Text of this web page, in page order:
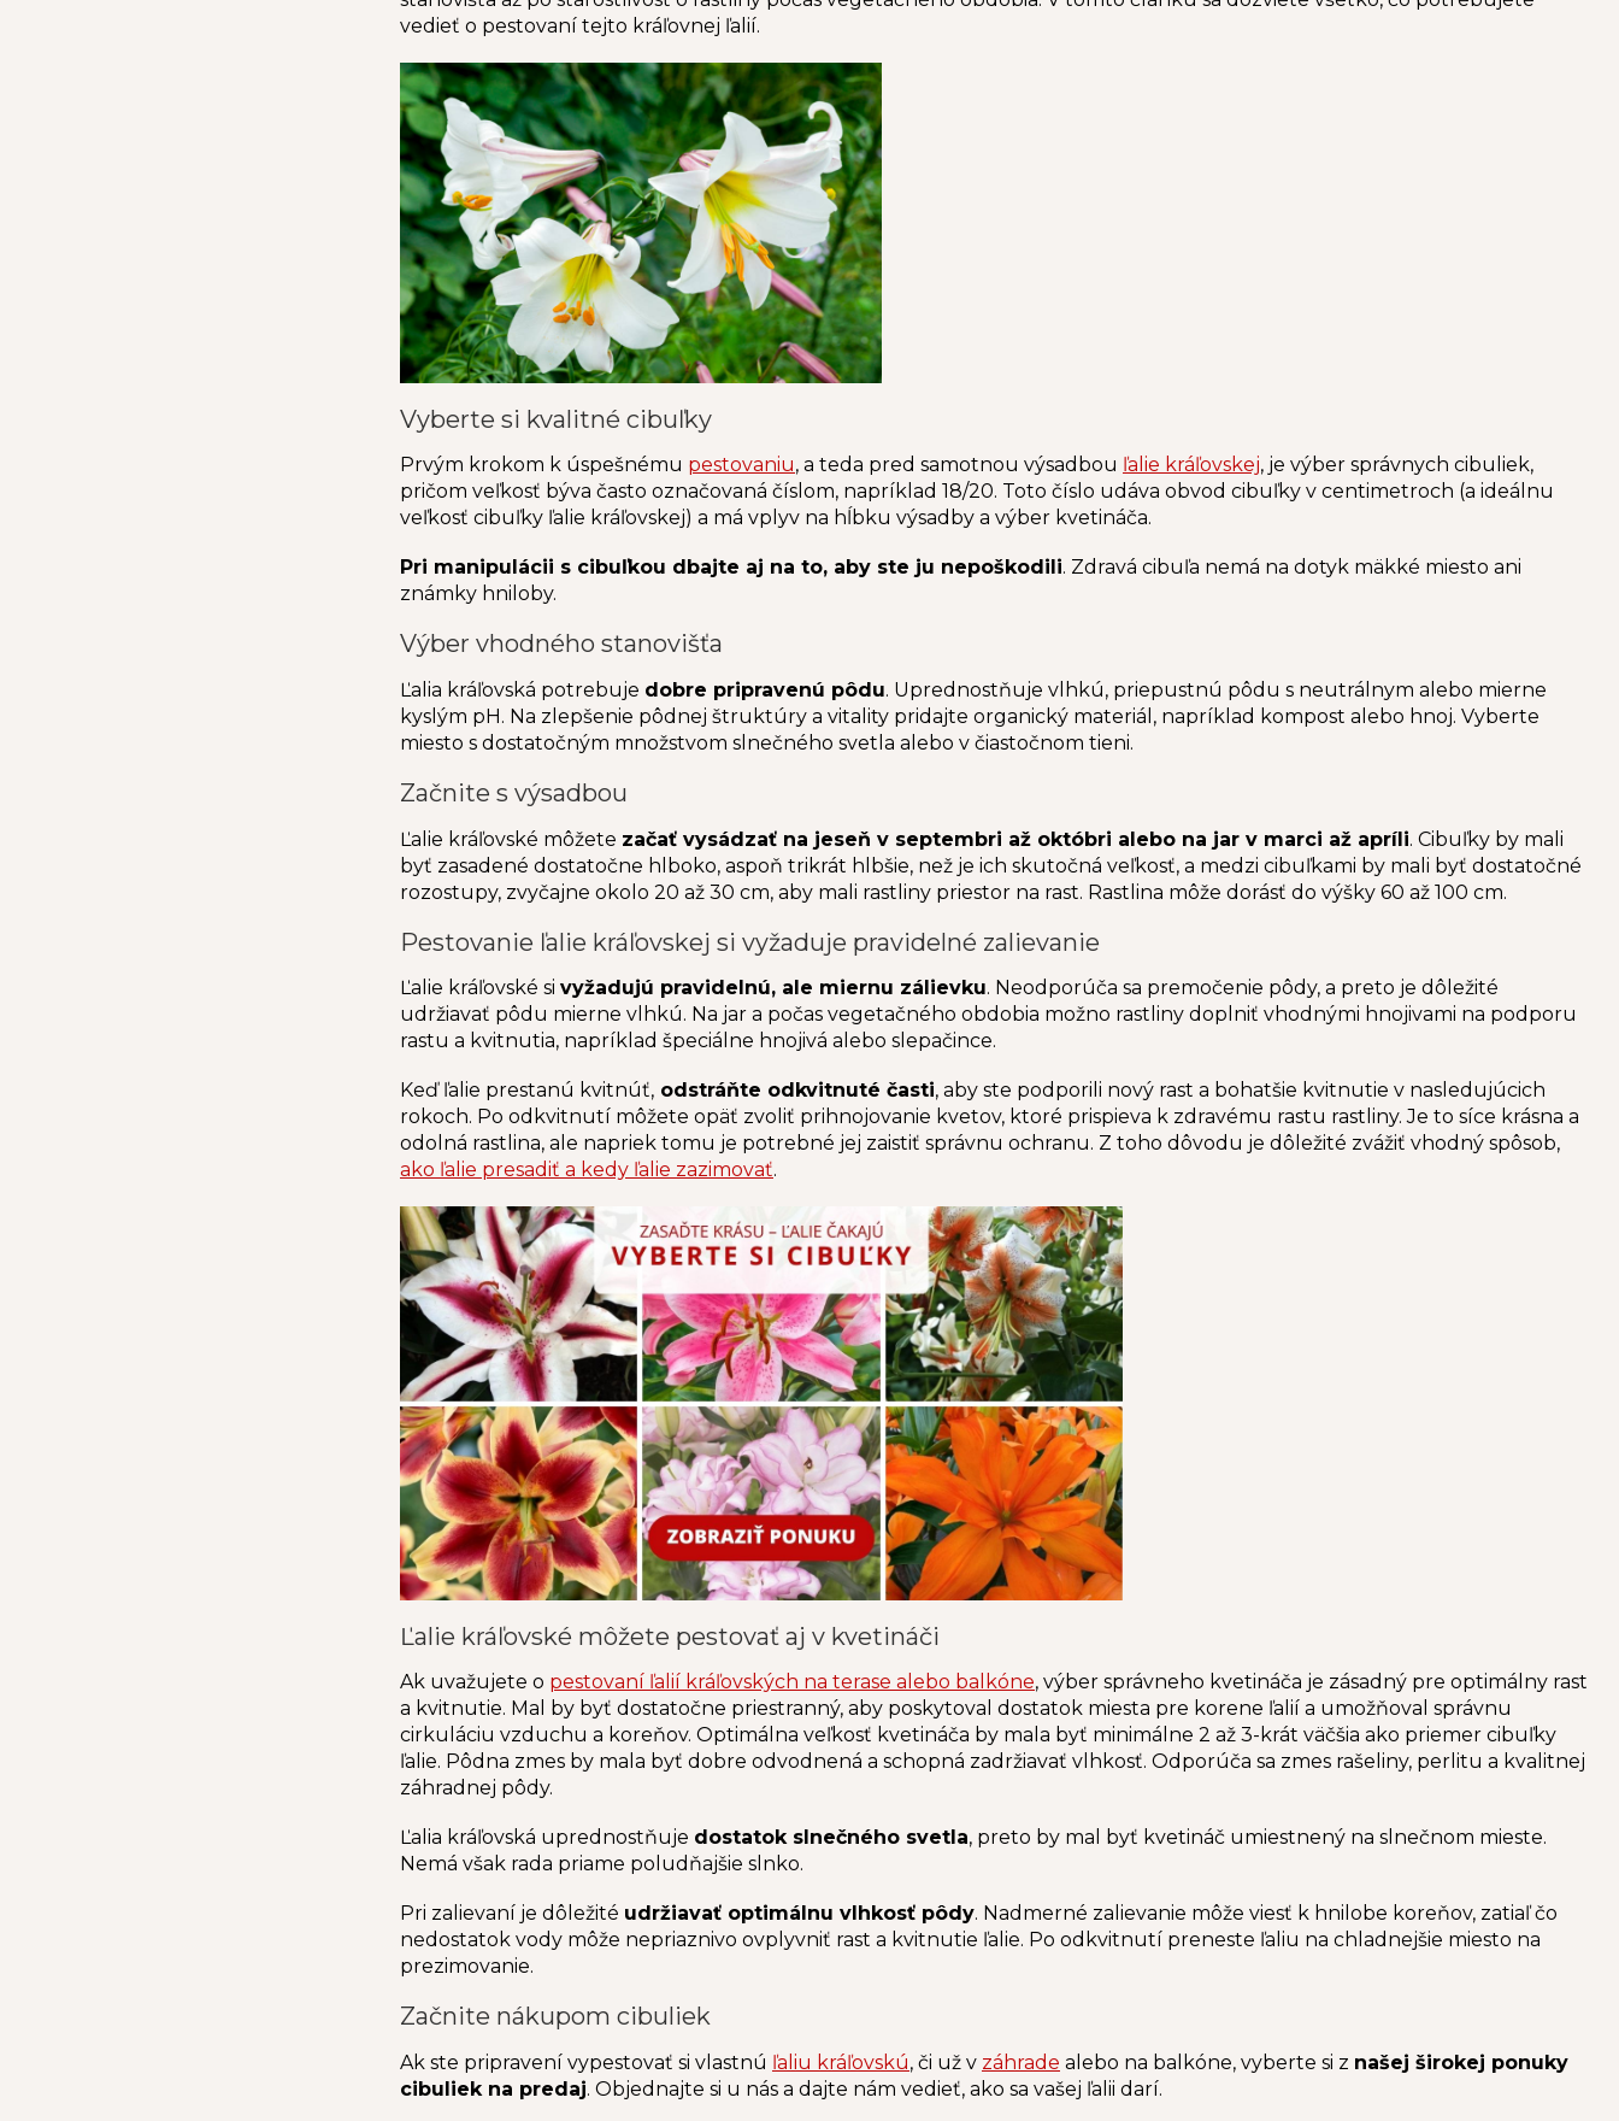
vedieť o pestovaní tejto kráľovnej ľalií.
Vyberte si kvalitné cibuľky
Prvým krokom k úspešnému pestovaniu, a teda pred samotnou výsadbou ľalie kráľovskej, je výber správnych cibuliek,
pričom veľkosť býva často označovaná číslom, napríklad 18/20. Toto číslo udáva obvod cibuľky v centimetroch (a ideálnu
veľkosť cibuľky ľalie kráľovskej) a má vplyv na hĺbku výsadby a výber kvetináča.
Pri manipulácii s cibuľkou dbajte aj na to, aby ste ju nepoškodili. Zdravá cibuľa nemá na dotyk mäkké miesto ani
známky hniloby.
Výber vhodného stanovišťa
Ľalia kráľovská potrebuje dobre pripravenú pôdu. Uprednostňuje vlhkú, priepustnú pôdu s neutrálnym alebo mierne
kyslým pH. Na zlepšenie pôdnej štruktúry a vitality pridajte organický materiál, napríklad kompost alebo hnoj. Vyberte
miesto s dostatočným množstvom slnečného svetla alebo v čiastočnom tieni.
Začnite s výsadbou
Ľalie kráľovské môžete začať vysádzať na jeseň v septembri až októbri alebo na jar v marci až apríli. Cibuľky by mali
byť zasadené dostatočne hlboko, aspoň trikrát hlbšie, než je ich skutočná veľkosť, a medzi cibuľkami by mali byť dostatočné
rozostupy, zvyčajne okolo 20 až 30 cm, aby mali rastliny priestor na rast. Rastlina môže dorásť do výšky 60 až 100 cm.
Pestovanie ľalie kráľovskej si vyžaduje pravidelné zalievanie
Ľalie kráľovské si vyžadujú pravidelnú, ale miernu zálievku. Neodporúča sa premočenie pôdy, a preto je dôležité
udržiavať pôdu mierne vlhkú. Na jar a počas vegetačného obdobia možno rastliny doplniť vhodnými hnojivami na podporu
rastu a kvitnutia, napríklad špeciálne hnojivá alebo slepačince.
Keď ľalie prestanú kvitnúť, odstráňte odkvitnuté časti, aby ste podporili nový rast a bohatšie kvitnutie v nasledujúcich
rokoch. Po odkvitnutí môžete opäť zvoliť prihnojovanie kvetov, ktoré prispieva k zdravému rastu rastliny. Je to síce krásna a
odolná rastlina, ale napriek tomu je potrebné jej zaistiť správnu ochranu. Z toho dôvodu je dôležité zvážiť vhodný spôsob,
ako ľalie presadiť a kedy ľalie zazimovať.
Ľalie kráľovské môžete pestovať aj v kvetináči
Ak uvažujete o pestovaní ľalií kráľovských na terase alebo balkóne, výber správneho kvetináča je zásadný pre optimálny rast
a kvitnutie. Mal by byť dostatočne priestranný, aby poskytoval dostatok miesta pre korene ľalií a umožňoval správnu
cirkuláciu vzduchu a koreňov. Optimálna veľkosť kvetináča by mala byť minimálne 2 až 3-krát väčšia ako priemer cibuľky
ľalie. Pôdna zmes by mala byť dobre odvodnená a schopná zadržiavať vlhkosť. Odporúča sa zmes rašeliny, perlitu a kvalitnej
záhradnej pôdy.
Ľalia kráľovská uprednostňuje dostatok slnečného svetla, preto by mal byť kvetináč umiestnený na slnečnom mieste.
Nemá však rada priame poludňajšie slnko.
Pri zalievaní je dôležité udržiavať optimálnu vlhkosť pôdy. Nadmerné zalievanie môže viesť k hnilobe koreňov, zatiaľ čo
nedostatok vody môže nepriaznivo ovplyvniť rast a kvitnutie ľalie. Po odkvitnutí preneste ľaliu na chladnejšie miesto na
prezimovanie.
Začnite nákupom cibuliek
Ak ste pripravení vypestovať si vlastnú ľaliu kráľovskú, či už v záhrade alebo na balkóne, vyberte si z našej širokej ponuky
cibuliek na predaj. Objednajte si u nás a dajte nám vedieť, ako sa vašej ľalii darí.